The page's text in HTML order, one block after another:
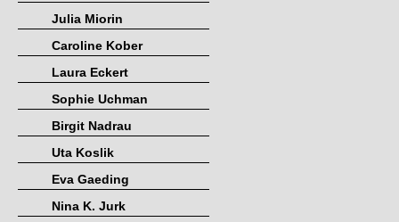
Julia Miorin
Caroline Kober
Laura Eckert
Sophie Uchman
Birgit Nadrau
Uta Koslik
Eva Gaeding
Nina K. Jurk